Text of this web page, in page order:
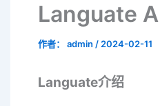
Languate
作者： admin / 2024-02-11
Languate介绍